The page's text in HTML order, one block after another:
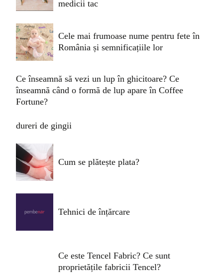
medicii tac
Cele mai frumoase nume pentru fete în
România și semnificațiile lor
Ce înseamnă să vezi un lup în ghicitoare? Ce
înseamnă când o formă de lup apare în Coffee
Fortune?
dureri de gingii
Cum se plătește plata?
Tehnici de înțărcare
Ce este Tencel Fabric? Ce sunt
proprietățile fabricii Tencel?